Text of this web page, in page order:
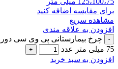
برای مقایسه اضافه کنید
مشاهده سریع
افزودن به علاقه مندی
چرخ بیمارستانی پی وی سی دور
75 میلی متر عدد
افزودن به سبد خرید